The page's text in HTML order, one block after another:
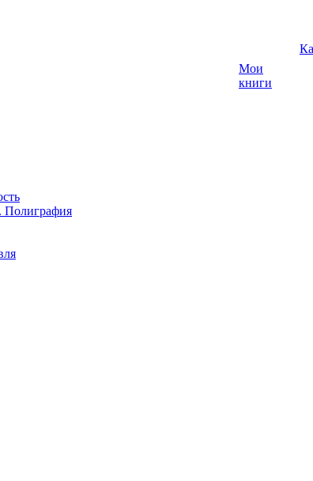
Полиграфия
Мои
книги